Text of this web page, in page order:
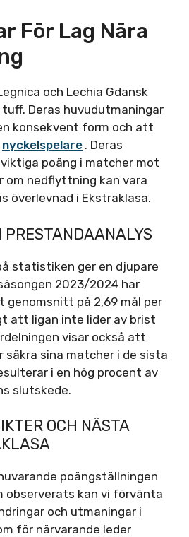
För Lag Nära
och Lechia Gdansk
Deras huvudutmaningar
konsekvent form och att
nyckelspelare . Deras
poäng i matcher mot
om nedflyttning kan vara
överlevnad i Ekstraklasa.
PRESTANDAANALYS
statistiken ger en djupare
2023/2024 har
genomsnitt på 2,69 mål per
att ligan inte lider av brist
visar också att
säkra sina matcher i de sista
i en hög procent av
slutskede.
OCH NÄSTA
poängställningen
observerats kan vi förvänta
och utmaningar i
för närvarande leder